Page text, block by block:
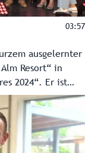
03:57
ausgelernter
Resort“ in
2024“. Er ist
für die das Land
Bundesland in
Euro